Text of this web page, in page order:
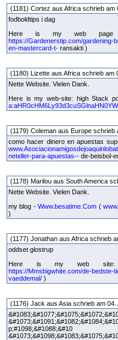
(1181) Cortez aus Africa schrieb am
fodboldtips i dag
Here is my web
https://Gardenerstip.com/gardening-
en-mastercard-t- ransakti )
(1180) Lizette aus Africa schrieb am
Nette Website. Vielen Dank.
Here is my web-site: high Stack
(1179) Coleman aus Europe schrieb
como hacer dinero en apuestas
neteller-para-apuestas-- de-beisbol-
(1178) Marilou aus South America
Nette Website. Vielen Dank.
my blog -Www.besatime.Com (
)
(1177) Jonathan aus Africa schrieb
oddset glostrup
Here is my web site:
https://Mmsbigwhite.com/de-bedste-
vaeddemal/ )
(1176) Jack aus Asia schrieb am 04.
p;#1098;&#1088;&#10